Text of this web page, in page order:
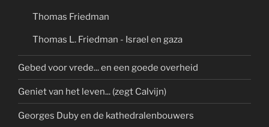
Thomas Friedman
Thomas L. Friedman - Israel en gaza
Gebed voor vrede... en een goede overheid
Geniet van het leven... (zegt Calvijn)
Georges Duby en de kathedralenbouwers